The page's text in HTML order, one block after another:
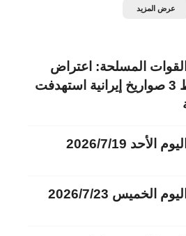
عرض المزيد
المسلحة: اعتراض
وإسقاط 3 صواريخ إيرانية استهدفت
الأحد 2026/7/19
الخميس 2026/7/23